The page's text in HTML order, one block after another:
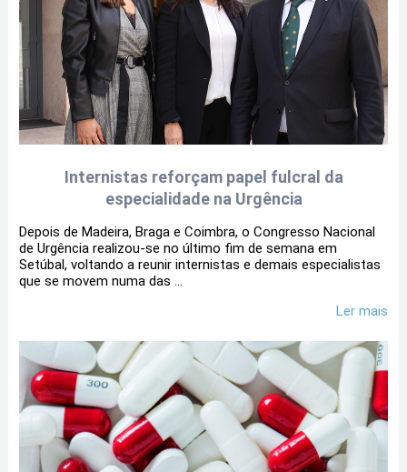
Internistas reforçam papel fulcral da
especialidade na Urgência
Depois de Madeira, Braga e Coimbra, o Congresso Nacional
de Urgência realizou-se no último fim de semana em
Setúbal, voltando a reunir internistas e demais especialistas
que se movem numa das ...
Ler mais